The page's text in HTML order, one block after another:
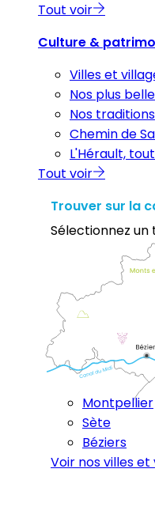
Tout voir
Culture &
Villes et
Nos plus
Nos traditions
Chemin de
L'Hérault,
Tout voir
Trouver sur la
Sélectionnez un
Montpellier
Sète
Béziers
Voir nos villes et